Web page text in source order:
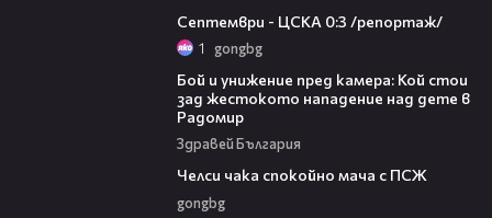
Септември - ЦСКА 0:3 /репортаж/
1 gongbg
Бой и унижение пред камера: Кой стои
зад жестокото нападение над дете в
Радомир
Здравей България
Челси чака спокойно мача с ПСЖ
gongbg